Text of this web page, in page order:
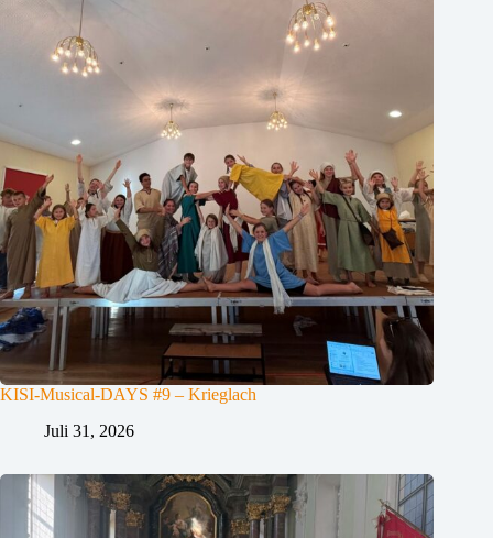
KISI-Musical-DAYS #9 – Krieglach
Juli 31, 2026